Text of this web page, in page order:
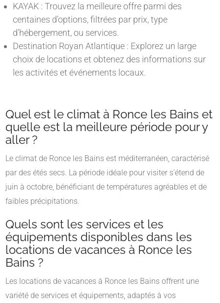
KAYAK : Trouvez la meilleure offre parmi des
centaines d’options, filtrées par prix, type
d’hébergement, ou services.
Destination Royan Atlantique : Explorez un large
choix de locations et obtenez des informations sur
les activités et événements locaux.
Quel est le climat à Ronce les Bains et
quelle est la meilleure période pour y
aller ?
Le climat de Ronce les Bains est méditerranéen, caractérisé
par des étés secs. La période idéale pour visiter s’étend de
juin à octobre, bénéficiant de températures agréables et de
faibles précipitations.
Quels sont les services et les
équipements disponibles dans les
locations de vacances à Ronce les
Bains ?
Les locations de vacances à Ronce les Bains offrent une
variété de services et équipements, adaptés à vos